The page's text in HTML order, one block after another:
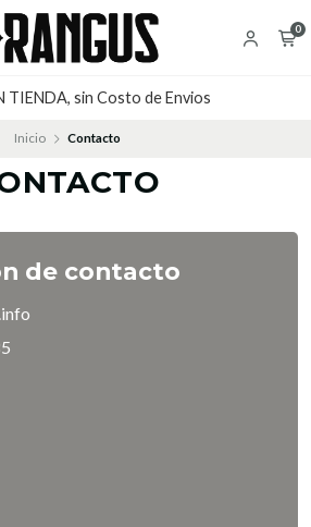
0
TIENDA, sin Costo de Envios
Inicio Contacto
de contacto